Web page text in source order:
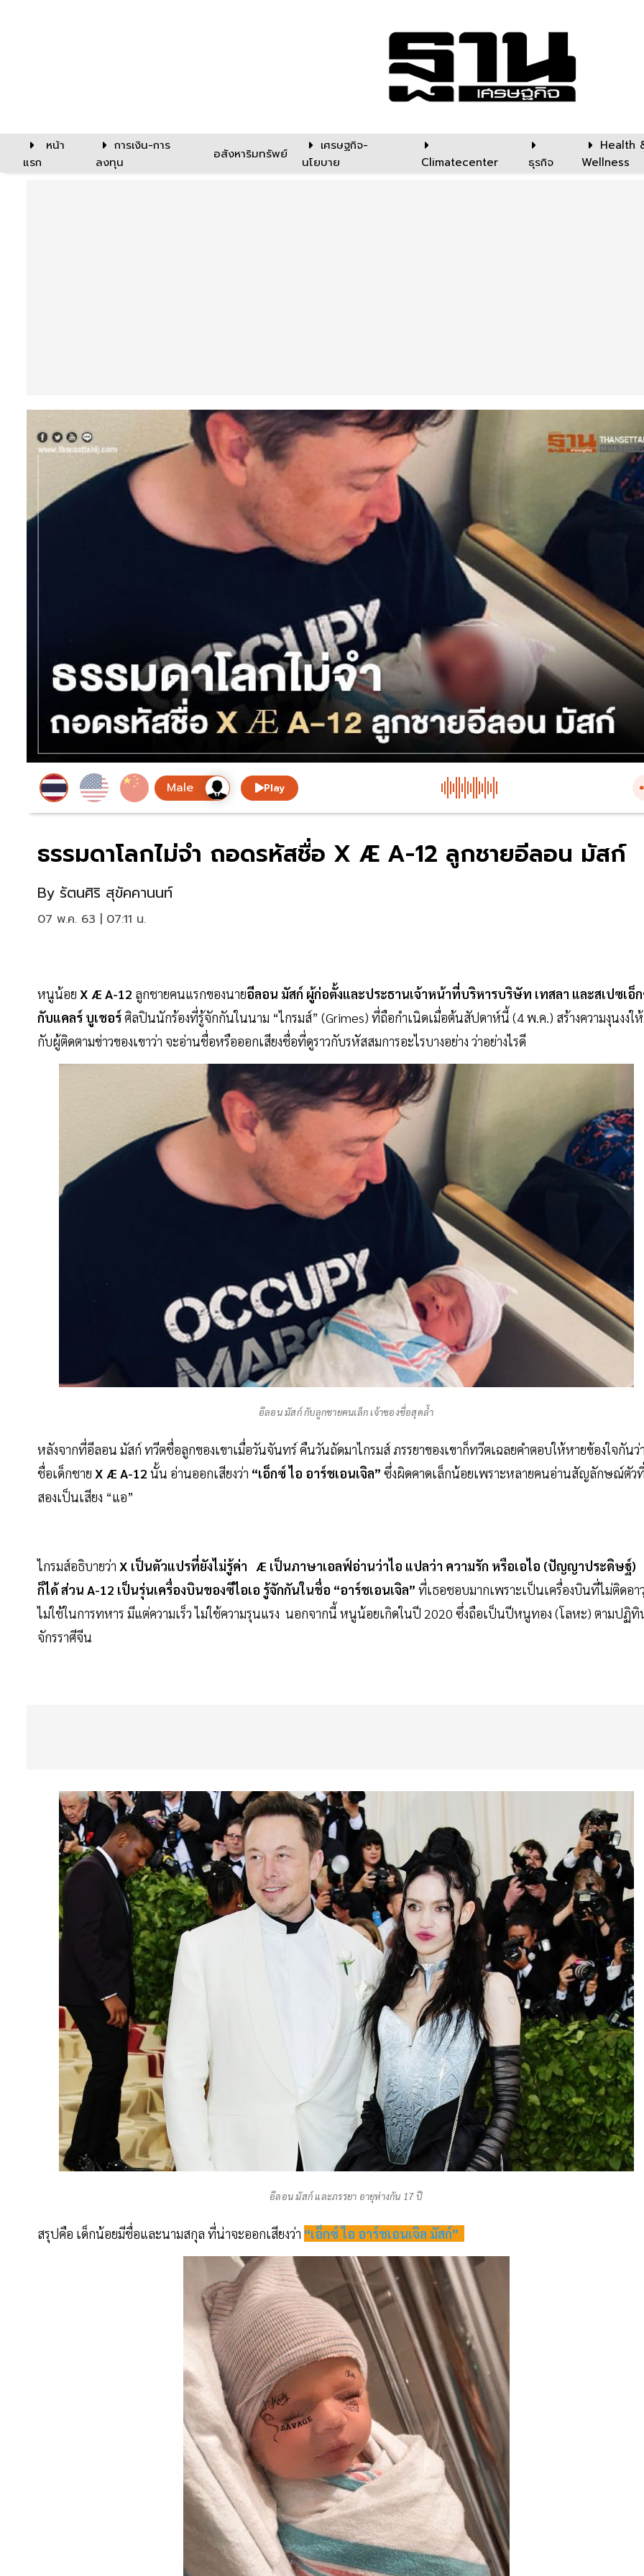
หน้า
แรก
การเงิน-การ
ลงทุน
อสังหาริมทรัพย์
เศรษฐกิจ-
นโยบาย
Climatecenter ธุรกิจ
Health
Wellness
Play
ธรรมดาโลกไม่จำ ถอดรหัสชื่อ X Æ A-12 ลูกชายอีลอน มัสก์
By รัตนศิริ สุขัคคานนท์
07 พ.ค. 63 | 07:11 น.
หนูน้อย X Æ A-12 ลูกชายคนแรกของนายอีลอน มัสก์ ผู้ก่อตั้งและประธานเจ้าหน้าที่บริหารบริษัท เทสลา และสเปซเอ็
กับแคลร์ บูเชอร์ศิลปินนักร้องที่รู้จักกันในนาม “ไกรมส์” (Grimes) ที่ถือกำเนิดเมื่อต้นสัปดาห์นี้ (4 พ.ค.) สร้างความงุนงงให้
กับผู้ติดตามข่าวของเขาว่า จะอ่านชื่อหรือออกเสียงชื่อที่ดูราวกับรหัสสมการอะไรบางอย่าง ว่าอย่างไรดี
อีลอน มัสก์ กับลูกชายคนเล็ก เจ้าของชื่อสุดล้ำ
หลังจากที่อีลอน มัสก์ ทวีตชื่อลูกของเขาเมื่อวันจันทร์ คืนวันถัดมาไกรมส์ ภรรยาของเขาก็ทวีตเฉลยคำตอบให้หายข้องใจกันว่
ชื่อเด็กชาย X Æ A-12 นั้น อ่านออกเสียงว่า “เอ็กซ์ ไอ อาร์ชเอนเจิล” ซึ่งผิดคาดเล็กน้อยเพราะหลายคนอ่านสัญลักษณ์ตัว
สองเป็นเสียง “แอ”
ไกรมส์อธิบายว่า X เป็นตัวแปรที่ยังไม่รู้ค่า Æ เป็นภาษาเอลฟ์อ่านว่าไอ แปลว่า ความรัก หรือเอไอ (ปัญญาประดิษฐ์)
ก็ได้ ส่วน A-12 เป็นรุ่นเครื่องบินของซีไอเอ รู้จักกันในชื่อ “อาร์ชเอนเจิล” ที่เธอชอบมากเพราะเป็นเครื่องบินที่ไม่ติดอา
ไม่ใช้ในการทหาร มีแต่ความเร็ว ไม่ใช้ความรุนแรง นอกจากนี้ หนูน้อยเกิดในปี 2020 ซึ่งถือเป็นปีหนูทอง (โลหะ) ตามปฏิ
จักรราศีจีน
อีลอน มัสก์ และภรรยา อายุห่างกัน 17 ปี
สรุปคือ เด็กน้อยมีชื่อและนามสกุล ที่น่าจะออกเสียงว่า “เอ็กซ์ ไอ อาร์ชเอนเจิล มัสก์”